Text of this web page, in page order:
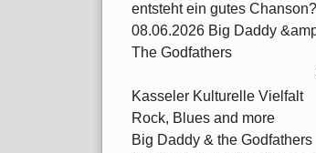
entsteht ein gutes
08.06.2026 Big Daddy
The Godfathers
Kasseler Kulturelle Vielfalt
Rock, Blues and more
Big Daddy & the Godfathers